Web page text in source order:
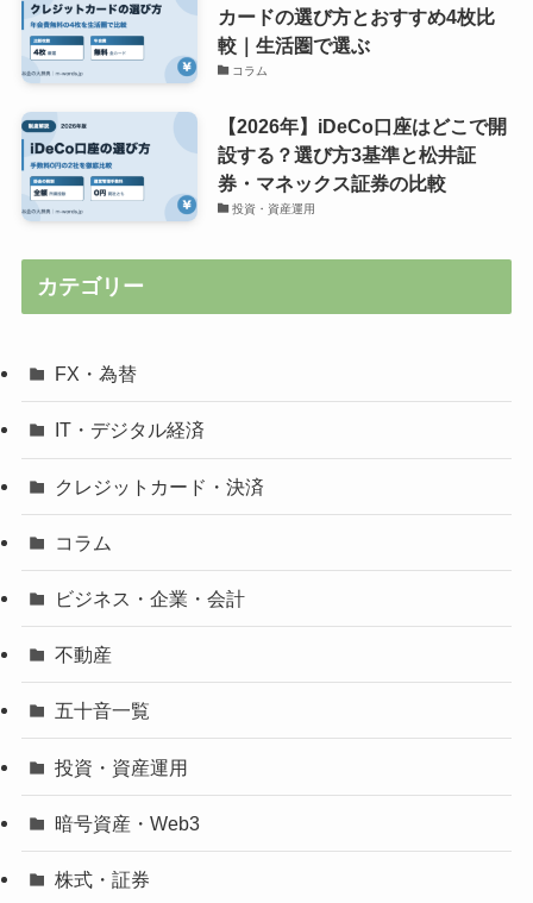
カードの選び方とおすすめ4枚比
較｜生活圏で選ぶ
コラム
【2026年】iDeCo口座はどこで開
設する？選び方3基準と松井証
券・マネックス証券の比較
投資・資産運用
カテゴリー
FX・為替
IT・デジタル経済
クレジットカード・決済
コラム
ビジネス・企業・会計
不動産
五十音一覧
投資・資産運用
暗号資産・Web3
株式・証券